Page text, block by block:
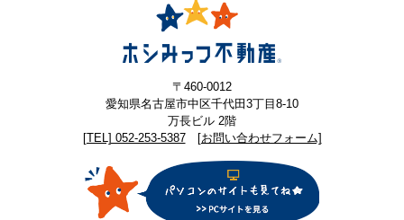
〒460-0012
愛知県名古屋市中区千代田3丁目8-10
万長ビル 2階
[TEL] 052-253-5387
[お問い合わせフォーム]